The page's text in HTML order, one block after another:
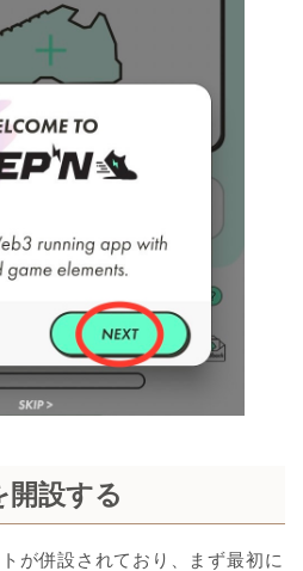
設する
が併設されており、まず最初に